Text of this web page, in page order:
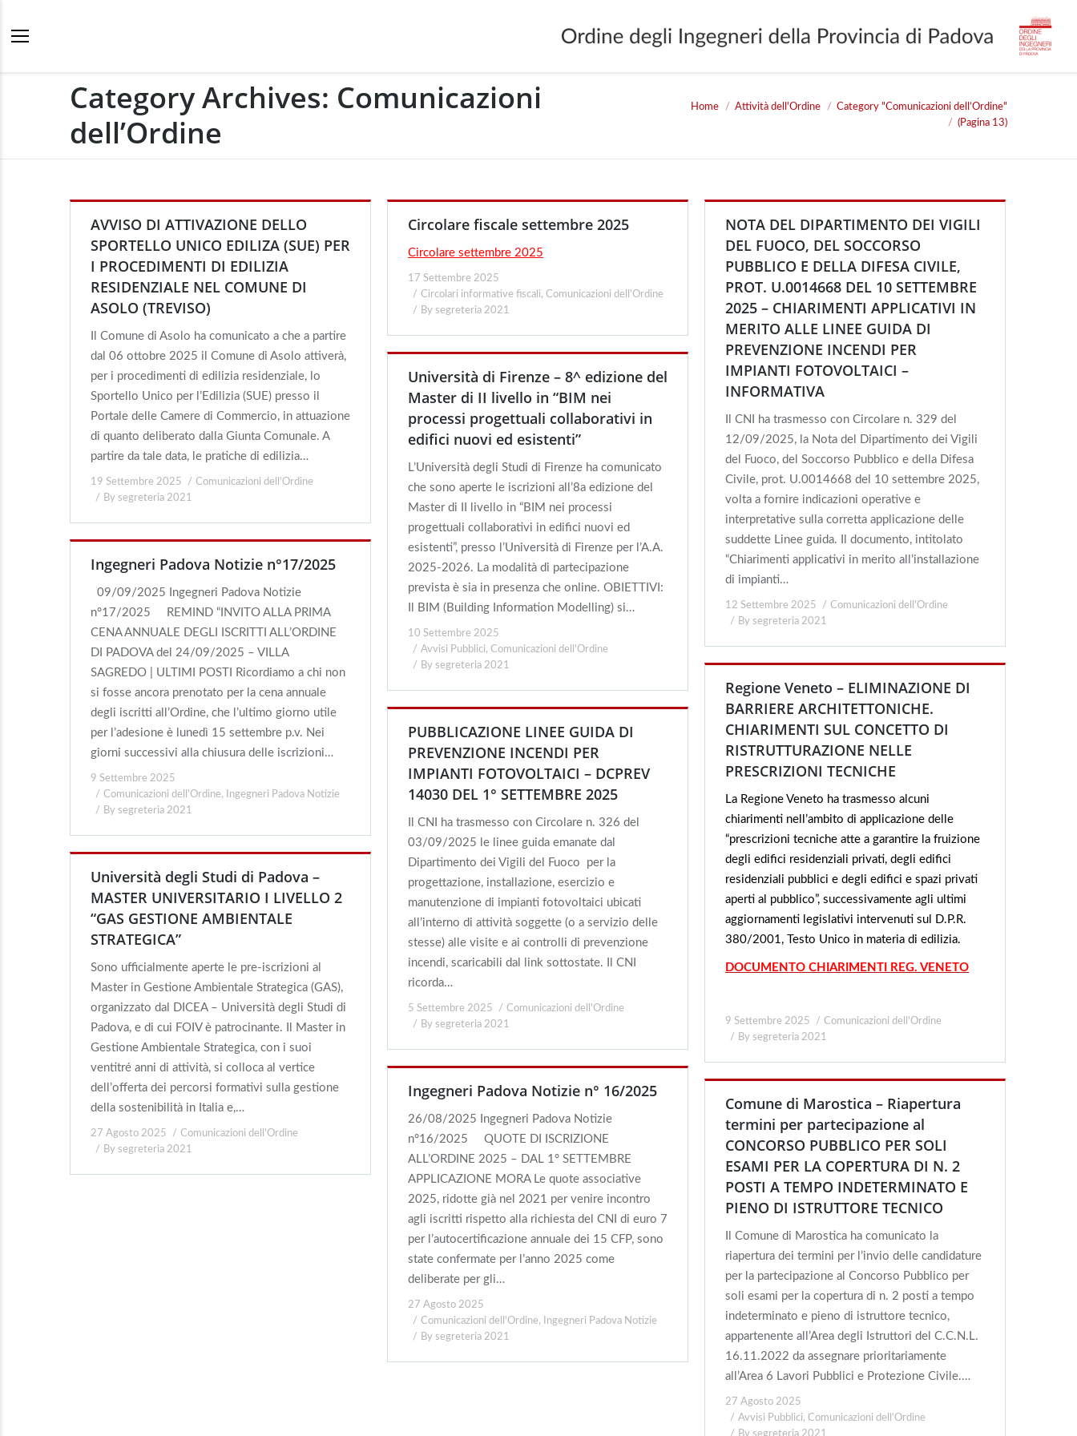
Category Archives: Comunicazioni
dell’Ordine
You are here:
Home Attività dell'Ordine
Category "Comunicazioni dell’Ordine"
(Pagina 13)
AVVISO DI ATTIVAZIONE DELLO
SPORTELLO UNICO EDILIZA (SUE) PER
I PROCEDIMENTI DI EDILIZIA
RESIDENZIALE NEL COMUNE DI
ASOLO (TREVISO)
Il Comune di Asolo ha comunicato a che a partire
dal 06 ottobre 2025 il Comune di Asolo attiverà,
per i procedimenti di edilizia residenziale, lo
Sportello Unico per l’Edilizia (SUE) presso il
Portale delle Camere di Commercio, in attuazione
di quanto deliberato dalla Giunta Comunale. A
partire da tale data, le pratiche di edilizia…
19 Settembre 2025
Comunicazioni dell'Ordine
By segreteria 2021
Circolare fiscale settembre 2025
Circolare settembre 2025
17 Settembre 2025
Circolari informative fiscali, Comunicazioni dell'Ordine
By segreteria 2021
NOTA DEL DIPARTIMENTO DEI VIGILI
DEL FUOCO, DEL SOCCORSO
PUBBLICO E DELLA DIFESA CIVILE,
PROT. U.0014668 DEL 10 SETTEMBRE
2025 – CHIARIMENTI APPLICATIVI IN
MERITO ALLE LINEE GUIDA DI
PREVENZIONE INCENDI PER
IMPIANTI FOTOVOLTAICI –
INFORMATIVA
Il CNI ha trasmesso con Circolare n. 329 del
12/09/2025, la Nota del Dipartimento dei Vigili
del Fuoco, del Soccorso Pubblico e della Difesa
Civile, prot. U.0014668 del 10 settembre 2025,
volta a fornire indicazioni operative e
interpretative sulla corretta applicazione delle
suddette Linee guida. Il documento, intitolato
“Chiarimenti applicativi in merito all’installazione
di impianti…
12 Settembre 2025
Comunicazioni dell'Ordine
By segreteria 2021
Università di Firenze – 8^ edizione del
Master di II livello in “BIM nei
processi progettuali collaborativi in
edifici nuovi ed esistenti”
L’Università degli Studi di Firenze ha comunicato
che sono aperte le iscrizioni all’8a edizione del
Master di II livello in “BIM nei processi
progettuali collaborativi in edifici nuovi ed
esistenti”, presso l’Università di Firenze per l’A.A.
2025-2026. La modalità di partecipazione
prevista è sia in presenza che online. OBIETTIVI:
Il BIM (Building Information Modelling) si…
10 Settembre 2025
Avvisi Pubblici, Comunicazioni dell'Ordine
By segreteria 2021
Ingegneri Padova Notizie n°17/2025
09/09/2025 Ingegneri Padova Notizie
n°17/2025 REMIND “INVITO ALLA PRIMA
CENA ANNUALE DEGLI ISCRITTI ALL’ORDINE
DI PADOVA del 24/09/2025 – VILLA
SAGREDO | ULTIMI POSTI Ricordiamo a chi non
si fosse ancora prenotato per la cena annuale
degli iscritti all’Ordine, che l’ultimo giorno utile
per l’adesione è lunedì 15 settembre p.v. Nei
giorni successivi alla chiusura delle iscrizioni…
9 Settembre 2025
Comunicazioni dell'Ordine,
Ingegneri Padova Notizie
By segreteria 2021
Regione Veneto – ELIMINAZIONE DI
BARRIERE ARCHITETTONICHE.
CHIARIMENTI SUL CONCETTO DI
RISTRUTTURAZIONE NELLE
PRESCRIZIONI TECNICHE
La Regione Veneto ha trasmesso alcuni
chiarimenti nell’ambito di applicazione delle
“prescrizioni tecniche atte a garantire la fruizione
degli edifici residenziali privati, degli edifici
residenziali pubblici e degli edifici e spazi privati
aperti al pubblico”, successivamente agli ultimi
aggiornamenti legislativi intervenuti sul D.P.R.
380/2001, Testo Unico in materia di edilizia.
DOCUMENTO CHIARIMENTI REG. VENETO
9 Settembre 2025
Comunicazioni dell'Ordine
By segreteria 2021
PUBBLICAZIONE LINEE GUIDA DI
PREVENZIONE INCENDI PER
IMPIANTI FOTOVOLTAICI – DCPREV
14030 DEL 1° SETTEMBRE 2025
Il CNI ha trasmesso con Circolare n. 326 del
03/09/2025 le linee guida emanate dal
Dipartimento dei Vigili del Fuoco per la
progettazione, installazione, esercizio e
manutenzione di impianti fotovoltaici ubicati
all’interno di attività soggette (o a servizio delle
stesse) alle visite e ai controlli di prevenzione
incendi, scaricabili dal link sottostate. Il CNI
ricorda…
5 Settembre 2025
Comunicazioni dell'Ordine
By segreteria 2021
Università degli Studi di Padova –
MASTER UNIVERSITARIO I LIVELLO 2
“GAS GESTIONE AMBIENTALE
STRATEGICA”
Sono ufficialmente aperte le pre-iscrizioni al
Master in Gestione Ambientale Strategica (GAS),
organizzato dal DICEA – Università degli Studi di
Padova, e di cui FOIV è patrocinante. Il Master in
Gestione Ambientale Strategica, con i suoi
ventitré anni di attività, si colloca al vertice
dell’offerta dei percorsi formativi sulla gestione
della sostenibilità in Italia e,…
27 Agosto 2025
Comunicazioni dell'Ordine
By segreteria 2021
Ingegneri Padova Notizie n° 16/2025
26/08/2025 Ingegneri Padova Notizie
n°16/2025 QUOTE DI ISCRIZIONE
ALL’ORDINE 2025 – DAL 1° SETTEMBRE
APPLICAZIONE MORA Le quote associative
2025, ridotte già nel 2021 per venire incontro
agli iscritti rispetto alla richiesta del CNI di euro 7
per l’autocertificazione annuale dei 15 CFP, sono
state confermate per l’anno 2025 come
deliberate per gli…
27 Agosto 2025
Comunicazioni dell'Ordine,
Ingegneri Padova Notizie
By segreteria 2021
Comune di Marostica – Riapertura
termini per partecipazione al
CONCORSO PUBBLICO PER SOLI
ESAMI PER LA COPERTURA DI N. 2
POSTI A TEMPO INDETERMINATO E
PIENO DI ISTRUTTORE TECNICO
Il Comune di Marostica ha comunicato la
riapertura dei termini per l’invio delle candidature
per la partecipazione al Concorso Pubblico per
soli esami per la copertura di n. 2 posti a tempo
indeterminato e pieno di istruttore tecnico,
appartenente all’Area degli Istruttori del C.C.N.L.
16.11.2022 da assegnare prioritariamente
all’Area 6 Lavori Pubblici e Protezione Civile.…
27 Agosto 2025
Avvisi Pubblici, Comunicazioni dell'Ordine